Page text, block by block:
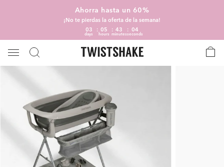
Ahorra hasta un 60%
¡No te pierdas la oferta de la semana!
03
days
05
hours
43
minutes
04
seconds